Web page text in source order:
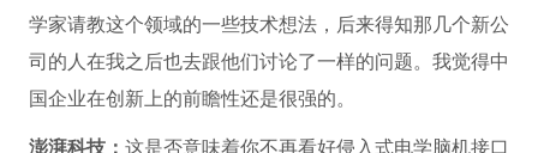
学家请教这个领域的一些技术想法，后来得知那几个新公
司的人在我之后也去跟他们讨论了一样的问题。我觉得中
国企业在创新上的前瞻性还是很强的。
澎湃科技： 这是否意味着你不再看好侵入式电学脑机接口